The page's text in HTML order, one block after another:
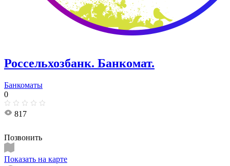
Россельхозбанк. Банкомат.
Банкоматы
0
817
Позвонить
Показать на карте